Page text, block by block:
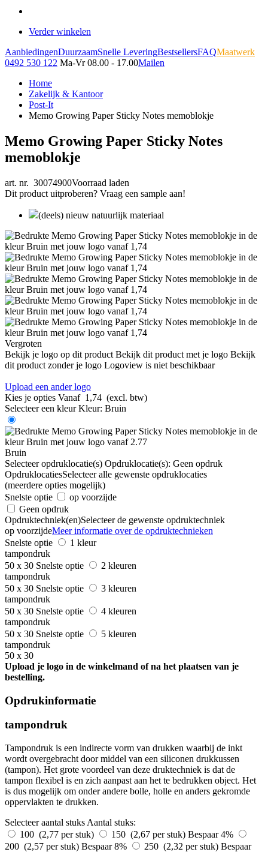
Verder winkelen
AanbiedingenDuurzaamSnelle LeveringBestsellersFAQMaatwerk
0492 530 122 Ma-Vr 08.00 - 17.00Mailen
Home
Zakelijk & Kantoor
Post-It
Memo Growing Paper Sticky Notes memoblokje
Memo Growing Paper Sticky Notes
memoblokje
art. nr. 30074900Voorraad laden
Dit product uitproberen? Vraag een sample aan!
(deels) nieuw natuurlijk materiaal
Vergroten
Bekijk je logo op dit product Bekijk dit product met je logo Bekijk
dit product zonder je logo Logoview is niet beschikbaar
Upload een ander logo
Kies je opties Vanaf 1,74 (excl. btw)
Selecteer een kleur Kleur: Bruin
Bruin
Selecteer opdruklocatie(s) Opdruklocatie(s): Geen opdruk
OpdruklocatiesSelecteer alle gewenste opdruklocaties
(meerdere opties mogelijk)
Snelste optie
op voorzijde
Geen opdruk
Opdruktechniek(en)Selecteer de gewenste opdruktechniek
op voorzijdeMeer informatie over de opdruktechnieken
Snelste optie
1 kleur
tampondruk
50 x 30 Snelste optie
2 kleuren
tampondruk
50 x 30 Snelste optie
3 kleuren
tampondruk
50 x 30 Snelste optie
4 kleuren
tampondruk
50 x 30 Snelste optie
5 kleuren
tampondruk
50 x 30
Upload je logo in de winkelmand of na het plaatsen van je
bestelling.
Opdrukinformatie
tampondruk
Tampondruk is een indirecte vorm van drukken waarbij de inkt
wordt overgebracht door middel van een siliconen drukkussen
(tampon). Het grote voordeel van deze druktechniek is dat de
tampon flexibel is en zich aanpast aan het te bedrukken object. Het
is dus mogelijk om onder andere bolle, holle en anders gekromde
oppervlakten te drukken.
Selecteer aantal stuks Aantal stuks:
100 (2,77 per stuk)
150 (2,67 per stuk) Bespaar 4%
200 (2,57 per stuk) Bespaar 8% 250 (2,32 per stuk) Bespaar